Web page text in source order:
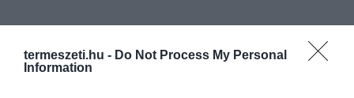
termeszeti.hu - Do Not Process My Personal
Information